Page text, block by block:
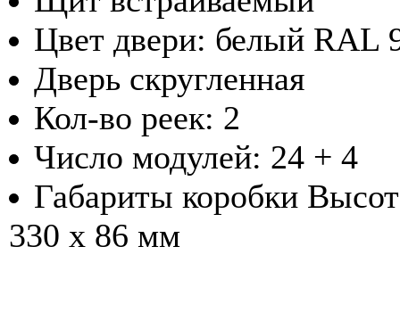
Цвет двери: белый RAL
Дверь скругленная
Кол-во реек: 2
Число модулей: 24 + 4
Габариты коробки
330 x 86 мм